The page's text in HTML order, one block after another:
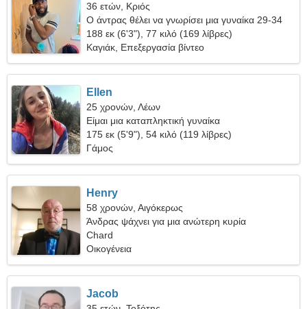
36 ετών, Κριός
Ο άντρας θέλει να γνωρίσει μια γυναίκα 29-34
188 εκ (6'3"), 77 κιλό (169 λίβρες)
Καγιάκ, Επεξεργασία βίντεο
Ellen
25 χρονών, Λέων
Είμαι μια καταπληκτική γυναίκα
175 εκ (5'9"), 54 κιλό (119 λίβρες)
Γάμος
Henry
58 χρονών, Αιγόκερως
Άνδρας ψάχνει για μια ανώτερη κυρία
Chard
Οικογένεια
Jacob